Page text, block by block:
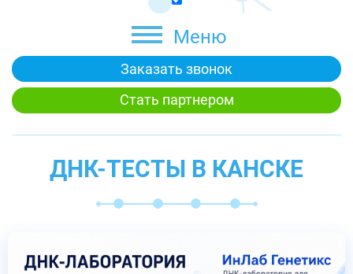
Меню
Заказать звонок
Стать партнером
ДНК-ТЕСТЫ В КАНСКЕ